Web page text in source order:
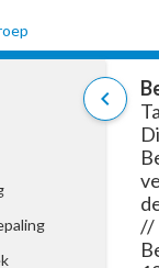
chevron_left
//